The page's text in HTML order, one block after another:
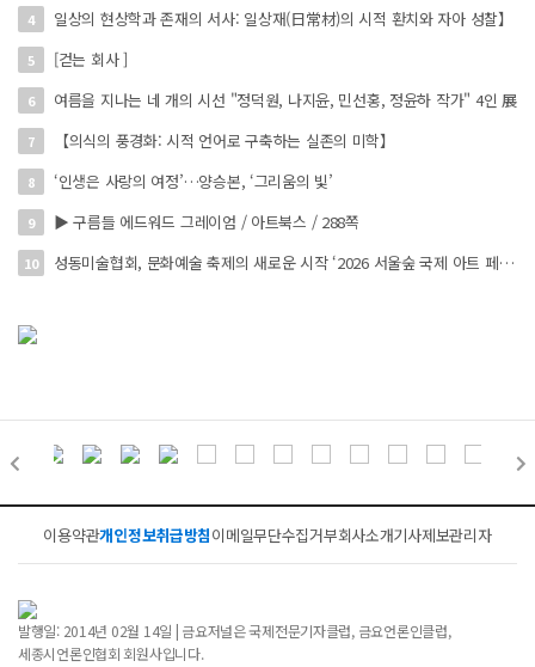
4 일상의 현상학과 존재의 서사: 일상재(日常材)의 시적 환치와 자아 성찰】
5 [걷는 회사 ]
6 여름을 지나는 네 개의 시선 "정덕원, 나지윤, 민선홍, 정윤하 작가" 4인 展
7 【의식의 풍경화: 시적 언어로 구축하는 실존의 미학】
8 ‘인생은 사랑의 여정’…양승본, ‘그리움의 빛’
9 ▶ 구름들 에드워드 그레이엄 / 아트북스 / 288쪽
10 성동미술협회, 문화예술 축제의 새로운 시작 ‘2026 서울숲 국제 아트 페스타’ 개최
이용약관개인정보취급방침이메일무단수집거부회사소개기사제보관리자
발행일: 2014년 02월 14일 | 금요저널은 국제전문기자클럽, 금요언론인클럽,
세종시언론인협회 회원사입니다.